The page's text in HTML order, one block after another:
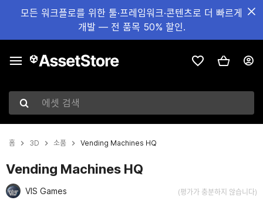
모든 워크플로를 위한 툴·프레임워크·콘텐츠로 더 빠르게
개발 — 전 품목 50% 할인.
에셋 검색
홈 3D 소품 Vending Machines HQ
Vending Machines HQ
VIS Games (평가가 충분하지 않습니다)